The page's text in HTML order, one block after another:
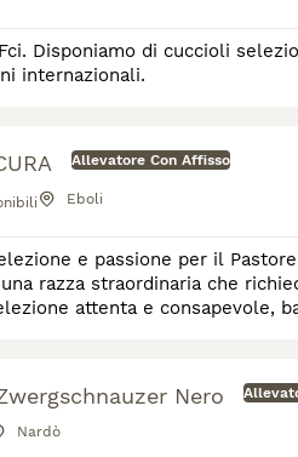
Disponiamo di cuccioli
internazionali.
Allevatore Con Affisso
Eboli
per il Pastore Tedesco ✨ “Terra Scura”
razza straordinaria che
attenta e consapevole,
Nero
Nardò